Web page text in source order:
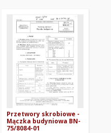
Przetwory skrobiowe -
Mączka budyniowa BN-
75/8084-01